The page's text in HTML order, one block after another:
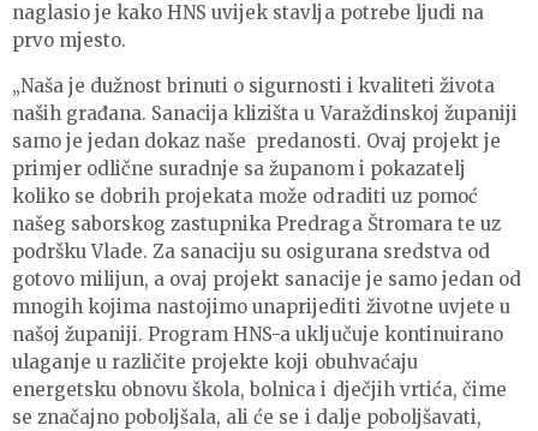
naglasio je kako HNS uvijek stavlja potrebe ljudi na
prvo mjesto.
„Naša je dužnost brinuti o sigurnosti i kvaliteti života
naših građana. Sanacija klizišta u Varaždinskoj županiji
samo je jedan dokaz naše predanosti. Ovaj projekt je
primjer odlične suradnje sa županom i pokazatelj
koliko se dobrih projekata može odraditi uz pomoć
našeg saborskog zastupnika Predraga Štromara te uz
podršku Vlade. Za sanaciju su osigurana sredstva od
gotovo milijun, a ovaj projekt sanacije je samo jedan od
mnogih kojima nastojimo unaprijediti životne uvjete u
našoj županiji. Program HNS-a uključuje kontinuirano
ulaganje u različite projekte koji obuhvaćaju
energetsku obnovu škola, bolnica i dječjih vrtića, čime
se značajno poboljšala, ali će se i dalje poboljšavati,